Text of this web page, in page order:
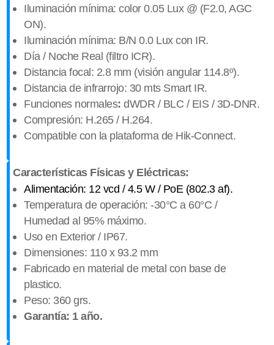
Iluminación mínima: color 0.05 Lux @ (F2.0, AGC
ON).
Iluminación mínima: B/N 0.0 Lux con IR.
Día / Noche Real (filtro ICR).
Distancia focal: 2.8 mm (visión angular 114.8º).
Distancia de infrarrojo: 30 mts Smart IR.
Funciones normales: dWDR / BLC / EIS / 3D-DNR.
Compresión: H.265 / H.264.
Compatible con la plataforma de Hik-Connect.
Características Físicas y Eléctricas:
Alimentación: 12 vcd / 4.5 W / PoE (802.3 af).
Temperatura de operación: -30°C a 60°C /
Humedad al 95% máximo.
Uso en Exterior / IP67.
Dimensiones: 110 x 93.2 mm
Fabricado en material de metal con base de
plastico.
Peso: 360 grs.
Garantía: 1 año.